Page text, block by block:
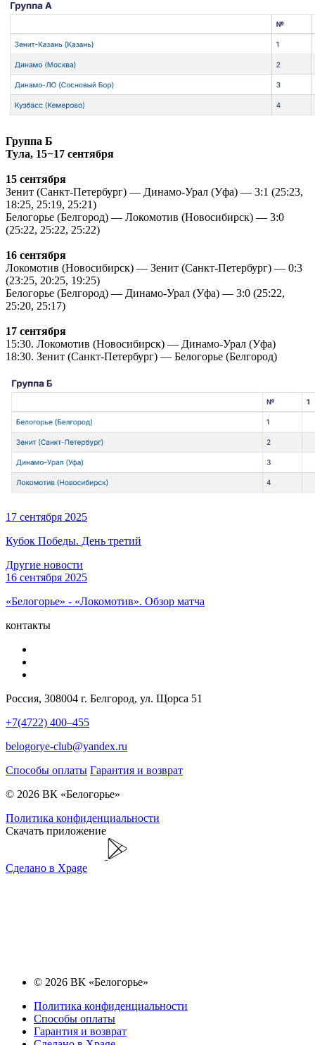
Группа Б
Тула, 15−17 сентября
15 сентября
Зенит (Санкт-Петербург) — Динамо-Урал (Уфа) — 3:1 (25:23,
18:25, 25:19, 25:21)
Белогорье (Белгород) — Локомотив (Новосибирск) — 3:0
(25:22, 25:22, 25:22)
16 сентября
Локомотив (Новосибирск) — Зенит (Санкт-Петербург) — 0:3
(23:25, 20:25, 19:25)
Белогорье (Белгород) — Динамо-Урал (Уфа) — 3:0 (25:22,
25:20, 25:17)
17 сентября
15:30. Локомотив (Новосибирск) — Динамо-Урал (Уфа)
18:30. Зенит (Санкт-Петербург) — Белогорье (Белгород)
17 сентября 2025
Кубок Победы. День третий
Другие новости
16 сентября 2025
«Белогорье» - «Локомотив». Обзор матча
контакты
Россия, 308004 г. Белгород, ул. Щорса 51
+7(4722) 400–455
belogorye-club@yandex.ru
Способы оплаты Гарантия и возврат
© 2026 ВК «Белогорье»
Политика конфиденциальности
Скачать приложение
Сделано в Xpage
© 2026 ВК «Белогорье»
Политика конфиденциальности
Способы оплаты
Гарантия и возврат